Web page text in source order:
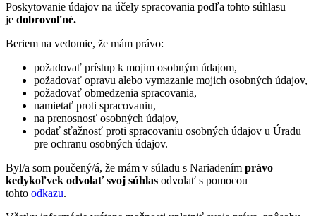
Poskytovanie údajov na účely spracovania podľa tohto súhlasu
je dobrovoľné.
Beriem na vedomie, že mám právo:
požadovať prístup k mojim osobným údajom,
požadovať opravu alebo vymazanie mojich osobných údajov,
požadovať obmedzenia spracovania,
namietať proti spracovaniu,
na prenosnosť osobných údajov,
podať sťažnosť proti spracovaniu osobných údajov u Úradu
pre ochranu osobných údajov.
Byl/a som poučený/á, že mám v súladu s Nariadením právo
kedykoľvek odvolať svoj súhlas odvolať s pomocou
tohto odkazu.